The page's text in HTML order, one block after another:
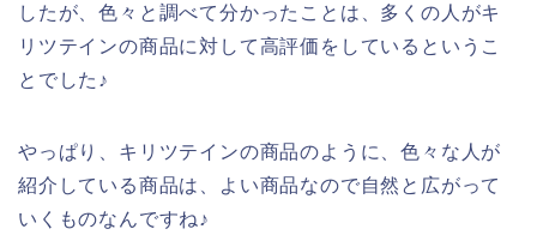
したが、色々と調べて分かったことは、多くの人がキ
リツテインの商品に対して高評価をしているというこ
とでした♪
やっぱり、キリツテインの商品のように、色々な人が
紹介している商品は、よい商品なので自然と広がって
いくものなんですね♪